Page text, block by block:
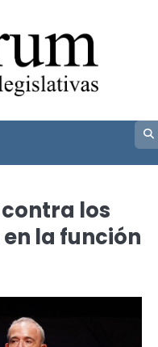
los
la función